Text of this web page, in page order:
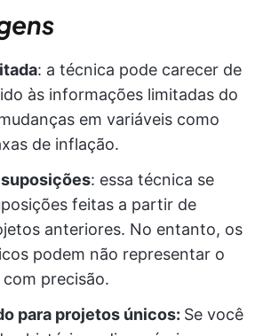
: a técnica pode carecer de
às informações limitadas do
em variáveis como
de inflação.
suposições: essa técnica se
feitas a partir de
anteriores. No entanto, os
podem não representar o
precisão.
para projetos únicos: Se você